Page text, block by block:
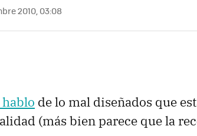
2010, 03:08
hablo de lo mal diseñados que
(más bien parece que la